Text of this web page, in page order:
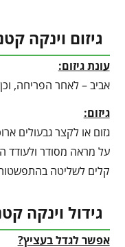
גיזום וינקה
עונת גיזום:
אביב – לאחר הפריחה,
גיזום:
גזום או לקצר גבעולים
על מראה מסודר ולעודד
קלים לשליטה
גידול וינקה
אפשר לגדל בעציץ?